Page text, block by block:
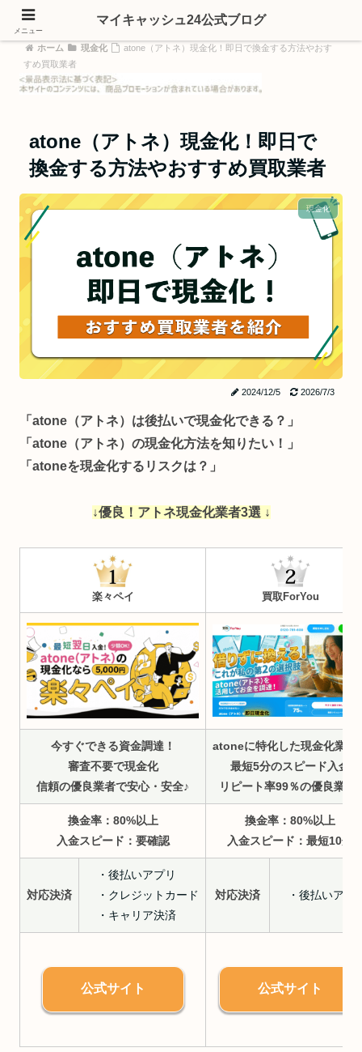
ホーム 現金化
atone（アトネ）現金化！即日で換金する方法やおす
すめ買取業者
atone（アトネ）現金化！即日で
換金する方法やおすすめ買取業者
現金化
2024/12/5 2026/7/3
「atone（アトネ）は後払いで現金化できる？」
「atone（アトネ）の現金化方法を知りたい！」
「atoneを現金化するリスクは？」
↓優良！アトネ現金化業者3選 ↓
楽々ペイ 買取ForYou
今すぐできる資金調達！
審査不要で現金化
信頼の優良業者で安心・安全♪
atoneに特化した現金化業者
最短5分のスピード入金
リピート率99％の優良業者♪
換金率：80%以上
入金スピード：要確認
換金率：80%以上
入金スピード： 最短10分
対応決済
・後払いアプリ
・クレジットカード
・キャリア決済
対応決済 ・後払いアプ
公式サイト 公式サイト
メニュー
マイキャッシュ24公式ブログ